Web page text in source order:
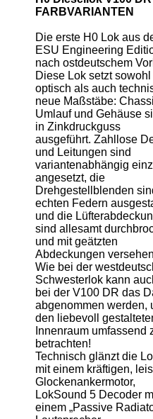
FARBVARIANTEN
Die erste H0 Lok aus
ESU Engineering
nach ostdeutschem
Diese Lok setzt sowohl
optisch als auch
neue Maßstäbe:
Umlauf und Gehäuse
in Zinkdruckguss
ausgeführt. Zahllose
und Leitungen sind
variantenabhängig
angesetzt, die
Drehgestellblenden
echten Federn
und die
sind allesamt
und mit geätzten
Abdeckungen
Wie bei der
Schwesterlok kann
bei der V100 DR das
abgenommen werden,
den liebevoll
Innenraum umfassend
betrachten!
Technisch glänzt die
mit einem kräftigen,
Glockenankermotor,
LokSound 5 Decoder
einem „Passive